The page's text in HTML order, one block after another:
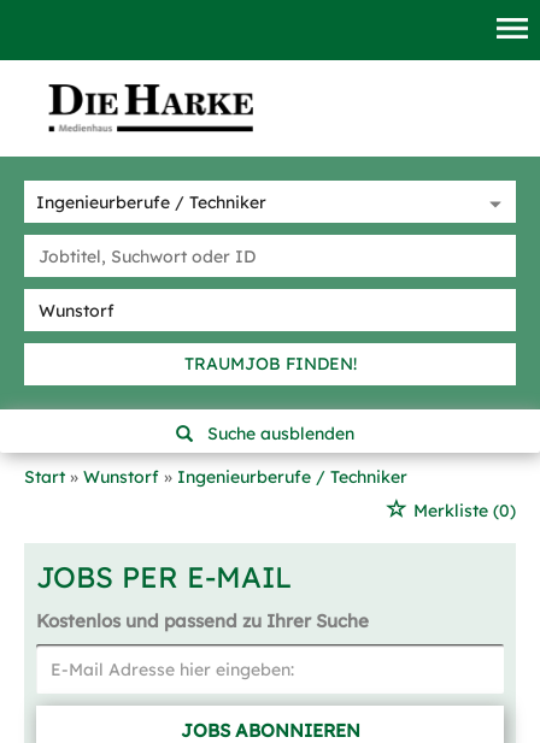
TRAUMJOB FINDEN!
Suche ausblenden
Start
Wunstorf
Ingenieurberufe / Techniker
Merkliste (0)
JOBS PER E-MAIL
Kostenlos und passend zu Ihrer Suche
JOBS ABONNIEREN